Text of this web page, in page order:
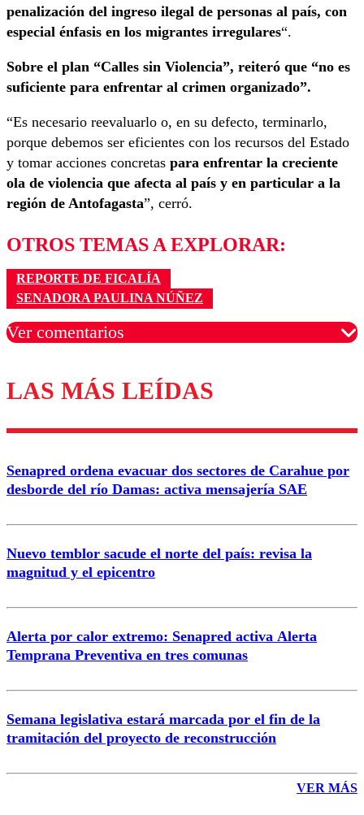
penalización del ingreso ilegal de personas al país, con
especial énfasis en los migrantes irregulares“.
Sobre el plan “Calles sin Violencia”, reiteró que “no es
suficiente para enfrentar al crimen organizado”.
“Es necesario reevaluarlo o, en su defecto, terminarlo,
porque debemos ser eficientes con los recursos del Estado
y tomar acciones concretas para enfrentar la creciente
ola de violencia que afecta al país y en particular a la
región de Antofagasta”, cerró.
OTROS TEMAS A EXPLORAR:
REPORTE DE FICALÍA
SENADORA PAULINA NÚÑEZ
Ver comentarios
Los comentarios son moderados para garantizar un
diálogo respetuoso.
Nombre
Correo
LAS MÁS LEÍDAS
Senapred ordena evacuar dos sectores de Carahue por
desborde del río Damas: activa mensajería SAE
Nuevo temblor sacude el norte del país: revisa la
magnitud y el epicentro
Alerta por calor extremo: Senapred activa Alerta
Temprana Preventiva en tres comunas
Semana legislativa estará marcada por el fin de la
tramitación del proyecto de reconstrucción
VER MÁS